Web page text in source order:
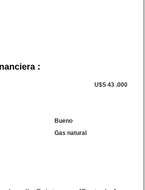
:
U$S 43 .000
Bueno
Gas natural